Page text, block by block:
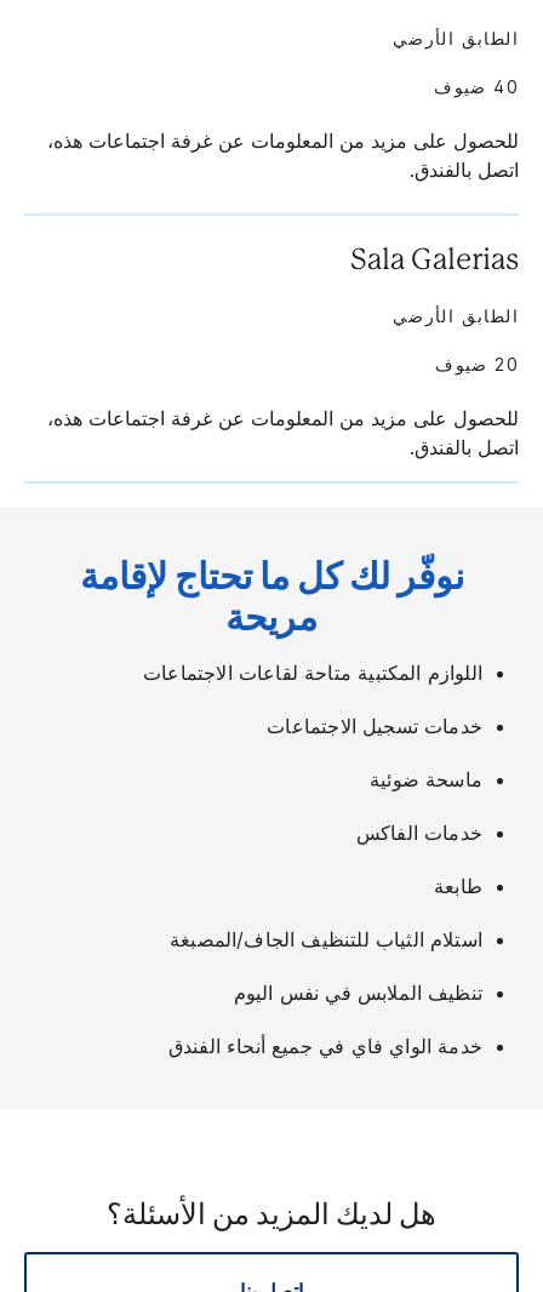
للحصول على مزيد من المعلومات عن غرفة اجتماعات هذه،
اتصل بالفندق.
الطابق الأرضي
40 ضيوف
Sala Galerias
للحصول على مزيد من المعلومات عن غرفة اجتماعات هذه،
اتصل بالفندق.
الطابق الأرضي
20 ضيوف
نوفّر لك كل ما تحتاج لإقامة
مريحة
اللوازم المكتبية متاحة لقاعات الاجتماعات
خدمات تسجيل الاجتماعات
ماسحة ضوئية
خدمات الفاكس
طابعة
استلام الثياب للتنظيف الجاف/المصبغة
تنظيف الملابس في نفس اليوم
خدمة الواي فاي في جميع أنحاء الفندق
هل لديك المزيد من الأسئلة؟